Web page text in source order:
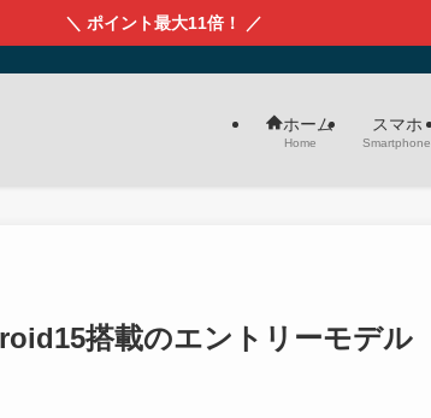
＼ ポイント最大11倍！ ／
ホーム
Home
スマホ
Smartphone
搭載のエントリーモデル